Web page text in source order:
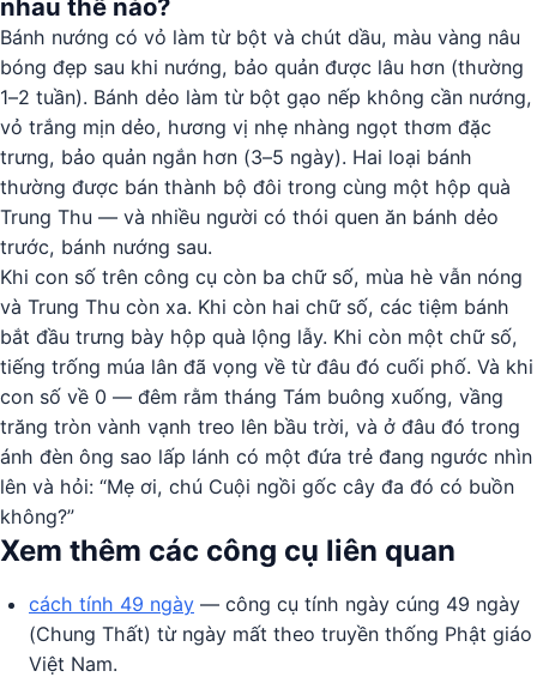
nhau thế nào?
Bánh nướng có vỏ làm từ bột và chút dầu, màu vàng nâu
bóng đẹp sau khi nướng, bảo quản được lâu hơn (thường
1–2 tuần). Bánh dẻo làm từ bột gạo nếp không cần nướng,
vỏ trắng mịn dẻo, hương vị nhẹ nhàng ngọt thơm đặc
trưng, bảo quản ngắn hơn (3–5 ngày). Hai loại bánh
thường được bán thành bộ đôi trong cùng một hộp quà
Trung Thu — và nhiều người có thói quen ăn bánh dẻo
trước, bánh nướng sau.
Khi con số trên công cụ còn ba chữ số, mùa hè vẫn nóng
và Trung Thu còn xa. Khi còn hai chữ số, các tiệm bánh
bắt đầu trưng bày hộp quà lộng lẫy. Khi còn một chữ số,
tiếng trống múa lân đã vọng về từ đâu đó cuối phố. Và khi
con số về 0 — đêm rằm tháng Tám buông xuống, vầng
trăng tròn vành vạnh treo lên bầu trời, và ở đâu đó trong
ánh đèn ông sao lấp lánh có một đứa trẻ đang ngước nhìn
lên và hỏi: “Mẹ ơi, chú Cuội ngồi gốc cây đa đó có buồn
không?”
Xem thêm các công cụ liên quan
cách tính 49 ngày — công cụ tính ngày cúng 49 ngày
(Chung Thất) từ ngày mất theo truyền thống Phật giáo
Việt Nam.